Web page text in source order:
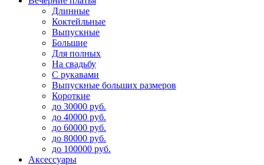
Длинные
Коктейльные
Выпускные
Большие
Для полных
На свадьбу
С рукавами
Выпускные больших размеров
Короткие
до 30000 руб.
до 40000 руб.
до 60000 руб.
до 80000 руб.
до 100000 руб.
Аксессуары